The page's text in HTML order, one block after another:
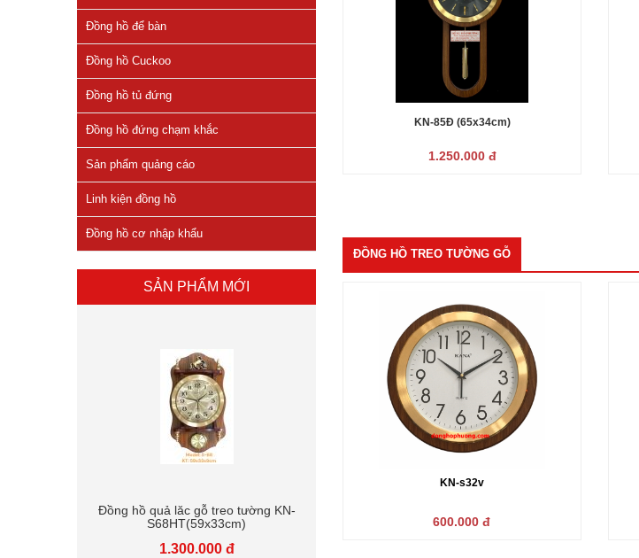
Đồng hồ để bàn
Đồng hồ Cuckoo
Đồng hồ tủ đứng
Đồng hồ đứng chạm khắc
Sản phẩm quảng cáo
Linh kiện đồng hồ
Đồng hồ cơ nhập khẩu
SẢN PHẨM MỚI
Đồng hồ quả lăc gỗ treo tường KN-
S68HT(59x33cm)
1.300.000 đ
75v học trò
KN-85Đ (65x34cm)
1.250.000 đ
ĐỒNG HỒ TREO TƯỜNG GỖ
KN-s32v
600.000 đ